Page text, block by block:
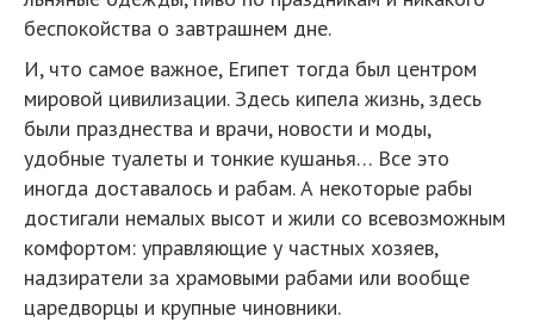
беспокойства о завтрашнем дне.
И, что самое важное, Египет тогда был центром
мировой цивилизации. Здесь кипела жизнь, здесь
были празднества и врачи, новости и моды,
удобные туалеты и тонкие кушанья… Все это
иногда доставалось и рабам. А некоторые рабы
достигали немалых высот и жили со всевозможным
комфортом: управляющие у частных хозяев,
надзиратели за храмовыми рабами или вообще
царедворцы и крупные чиновники.